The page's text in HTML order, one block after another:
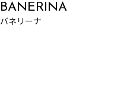
BANERINA
バネリーナ